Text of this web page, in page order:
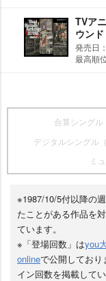
TVア
ウン
発売日
最高順
合算シングル
デジタルシングル（
ミ
※1987/10/5付以降の
たことがある作品を
ています。
※「登場回数」はyou
onlineで公開しており
イン回数を掲載してい